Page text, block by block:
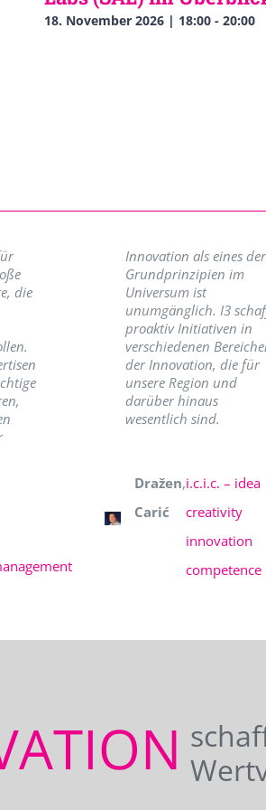
18. November 2026 | 18:00- 20:00
die
Innovation als eines der
Grundprinzipien im
Universum ist
unumgänglich. I3
proaktiv Initiativen in
verschiedenen
der Innovation, die für
unsere Region und
darüber hinaus
wesentlich sind.
Dražen
Carić
,i.c.i.c. – idea
creativity
innovation
competence